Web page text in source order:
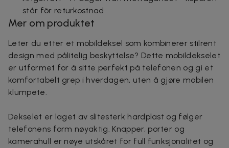
står för returkostnad
Mer om produktet
Leter du etter et mobildeksel som kombinerer stilrent
design med pålitelig beskyttelse? Dette mobildekselet
er utformet for å sitte perfekt på telefonen og gi et
komfortabelt grep i hverdagen, uten å gjøre mobilen
klumpete.
Dekselet er laget av slitesterk hardplast og følger
telefonens form nøyaktig. Knapper, porter og
kamerahull er nøye utskåret for full funksjonalitet og